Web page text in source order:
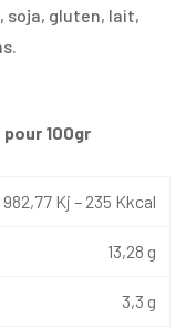
soja, gluten, lait,
100gr
982,77 Kj – 235 Kkcal
13,28 g
3,3 g